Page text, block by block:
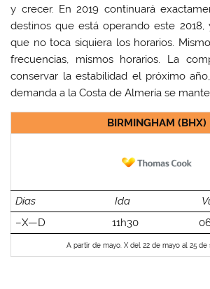
y crecer. En 2019 continuará
destinos que está operando este
que no toca siquiera los horarios.
frecuencias, mismos horarios. La
conservar la estabilidad el próximo
demanda a la Costa de Almería se
BIRMINGHAM (BHX)
Días Ida
–X—D
11h30
A partir de mayo. X del 22 de mayo al 25